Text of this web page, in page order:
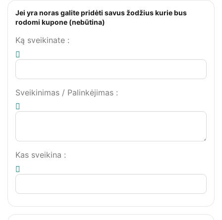
Jei yra noras galite pridėti savus žodžius kurie bus
rodomi kupone (nebūtina)
Ką sveikinate :
Sveikinimas / Palinkėjimas :
Kas sveikina :